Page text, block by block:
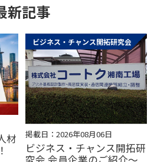
新記事
材
ビジネス・チャンス開拓研究会
掲載日：2026年08月06日
ビジネス・チャンス開拓研